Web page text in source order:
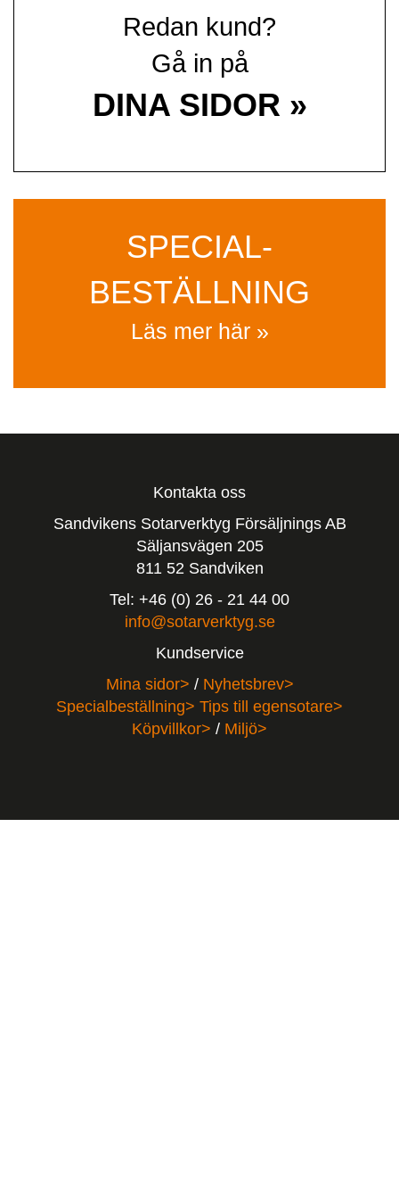
Redan kund?
Gå in på
DINA SIDOR »
SPECIAL­
BESTÄLLNING
Läs mer här »
Kontakta oss
Sandvikens Sotarverktyg Försäljnings AB
Säljansvägen 205
811 52 Sandviken
Tel: +46 (0) 26 - 21 44 00
info@sotarverktyg.se
Kundservice
Mina sidor> / Nyhetsbrev>
Specialbeställning> Tips till egensotare>
Köpvillkor> / Miljö>